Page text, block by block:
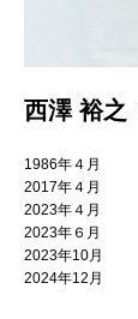
西澤 裕之
1986年４月
2017年４月
2023年４月
2023年６月
2023年10月
2024年12月